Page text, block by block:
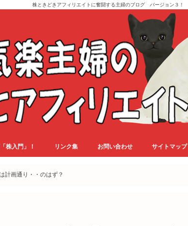
株ときどきアフィリエイトに奮闘する主婦のブログ バージョン３！
株入門」！ リンク集 お問い合わせ サイトマップ
計画通り・・のはず？